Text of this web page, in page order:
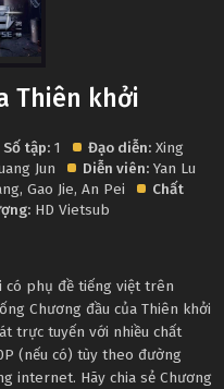
Thiên khởi
Số tập: 1 Đạo diễn: Xing
Jun
Diễn viên: Yan Lu
,Gao Jie,An Pei
Chất
HD Vietsub
có phụ đề tiếng việt trên
Chương đầu của Thiên khởi
trực tuyến với nhiều chất
(nếu có) tùy theo đường
internet. Hãy chia sẻ Chương